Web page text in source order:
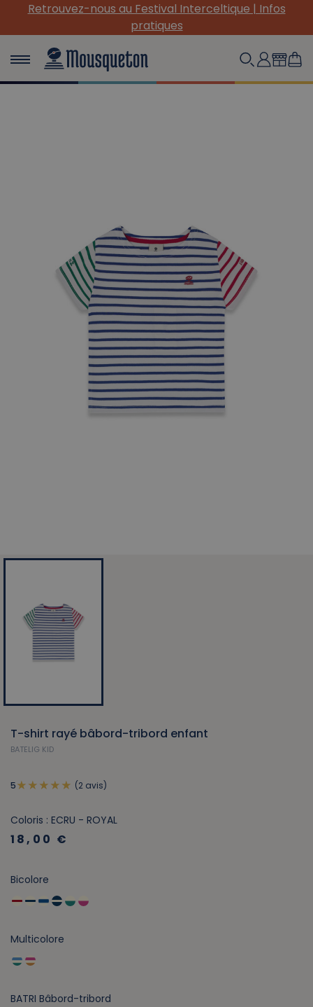
Retrouvez-nous au Festival Interceltique | Infos
pratiques
T-shirt rayé bâbord-tribord enfant
BATELIG KID
5 (2 avis)
Coloris : ECRU - ROYAL
18,00 €
Bicolore
Multicolore
BATRI Bâbord-tribord